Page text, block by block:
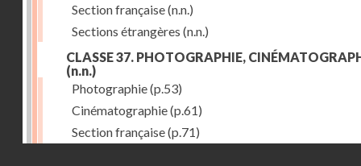
Section française(n.n.)
Sections étrangères (n.n.)
CLASSE 37. PHOTOGRAPHIE,
(n.n.)
Photographie(p.53)
Cinématographie(p.61)
Section française(p.71)